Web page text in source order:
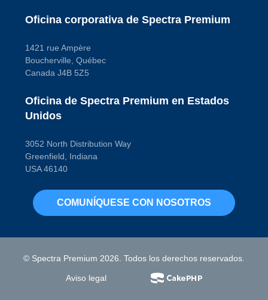
Oficina corporativa de Spectra Premium
1421 rue Ampère
Boucherville, Québec
Canada J4B 5Z5
Oficina de Spectra Premium en Estados
Unidos
3052 North Distribution Way
Greenfield, Indiana
USA 46140
COMUNÍQUESE CON NOSOTROS
© Spectra Premium 2026. Todos los derechos reservados.
Aviso legal